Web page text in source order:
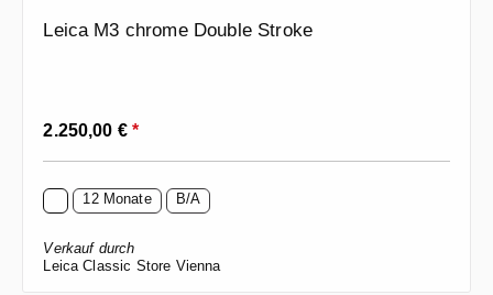
Leica M3 chrome Double Stroke
Regulärer Preis:
2.250,00 €*
12 Monate B/A
Verkauf durch
Leica Classic Store Vienna